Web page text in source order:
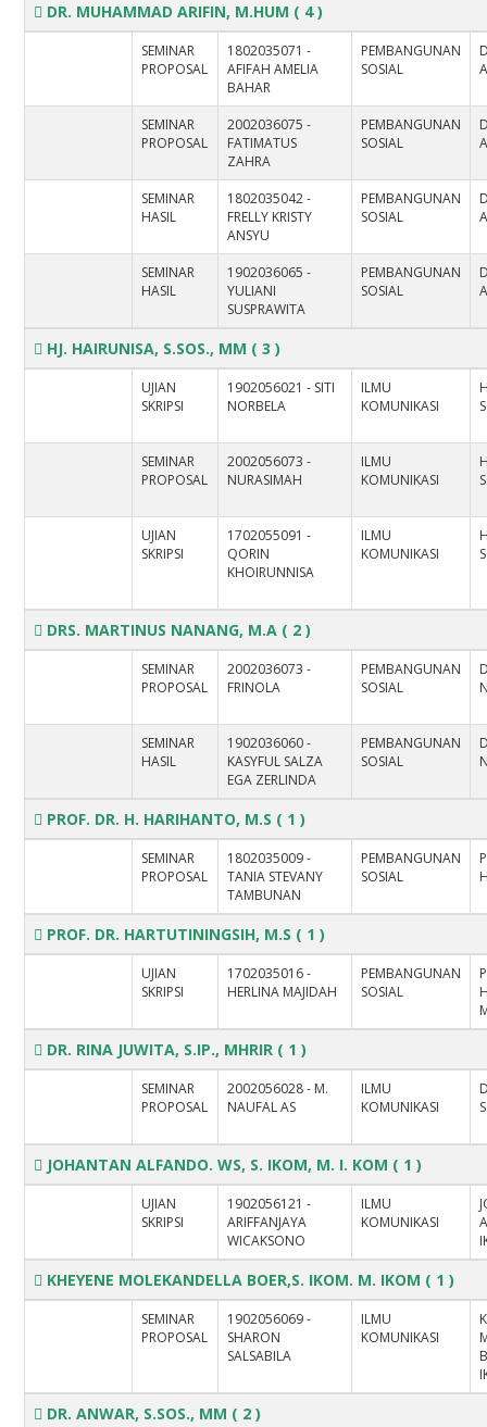
DR. MUHAMMAD ARIFIN, M.HUM ( 4 )
SEMINAR
PROPOSAL
1802035071 -
AFIFAH AMELIA
BAHAR
PEMBANGUNAN
SOSIAL
SEMINAR
PROPOSAL
2002036075 -
FATIMATUS
ZAHRA
PEMBANGUNAN
SOSIAL
SEMINAR
HASIL
1802035042 -
FRELLY KRISTY
ANSYU
PEMBANGUNAN
SOSIAL
SEMINAR
HASIL
1902036065 -
YULIANI
SUSPRAWITA
PEMBANGUNAN
SOSIAL
HJ. HAIRUNISA, S.SOS., MM ( 3 )
UJIAN
SKRIPSI
1902056021 - SITI
NORBELA
ILMU
KOMUNIKASI
SEMINAR
PROPOSAL
2002056073 -
NURASIMAH
ILMU
KOMUNIKASI
UJIAN
SKRIPSI
1702055091 -
QORIN
KHOIRUNNISA
ILMU
KOMUNIKASI
DRS. MARTINUS NANANG, M.A ( 2 )
SEMINAR
PROPOSAL
2002036073 -
FRINOLA
PEMBANGUNAN
SOSIAL
SEMINAR
HASIL
1902036060 -
KASYFUL SALZA
EGA ZERLINDA
PEMBANGUNAN
SOSIAL
PROF. DR. H. HARIHANTO, M.S ( 1 )
SEMINAR
PROPOSAL
1802035009 -
TANIA STEVANY
TAMBUNAN
PEMBANGUNAN
SOSIAL
PROF. DR. HARTUTININGSIH, M.S ( 1 )
UJIAN
SKRIPSI
1702035016 -
HERLINA MAJIDAH
PEMBANGUNAN
SOSIAL
DR. RINA JUWITA, S.IP., MHRIR ( 1 )
SEMINAR
PROPOSAL
2002056028 - M.
NAUFAL AS
ILMU
KOMUNIKASI
JOHANTAN ALFANDO. WS, S. IKOM, M. I. KOM ( 1 )
UJIAN
SKRIPSI
1902056121 -
ARIFFANJAYA
WICAKSONO
ILMU
KOMUNIKASI
KHEYENE MOLEKANDELLA BOER,S. IKOM. M. IKOM ( 1 )
SEMINAR
PROPOSAL
1902056069 -
SHARON
SALSABILA
ILMU
KOMUNIKASI
DR. ANWAR, S.SOS., MM ( 2 )